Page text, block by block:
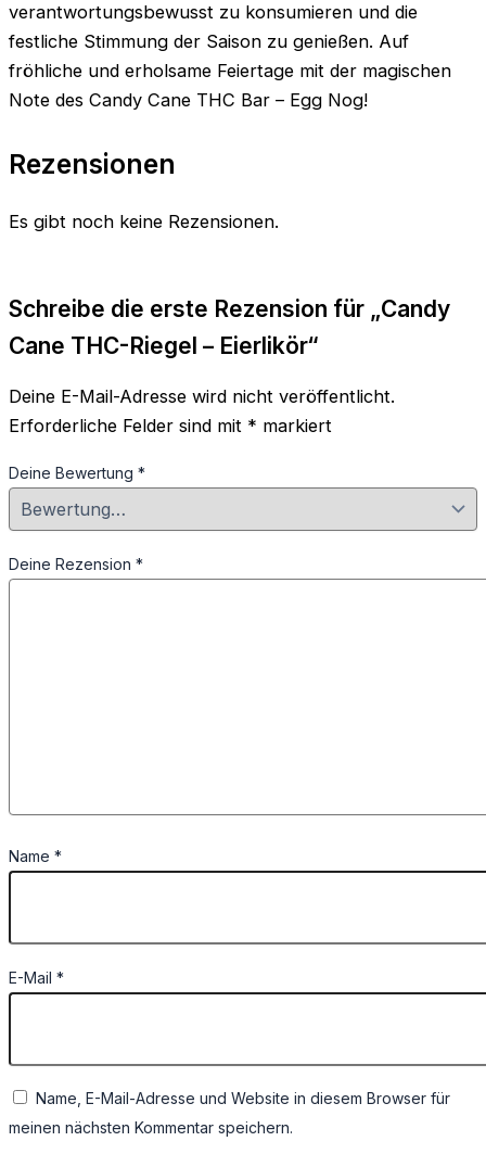
verantwortungsbewusst zu konsumieren und die
festliche Stimmung der Saison zu genießen. Auf
fröhliche und erholsame Feiertage mit der magischen
Note des Candy Cane THC Bar – Egg Nog!
Rezensionen
Es gibt noch keine Rezensionen.
Schreibe die erste Rezension für „Candy
Cane THC-Riegel – Eierlikör“
Deine E-Mail-Adresse wird nicht veröffentlicht.
Erforderliche Felder sind mit * markiert
Deine Bewertung *
Deine Rezension *
Name *
E-Mail *
Name, E-Mail-Adresse und Website in diesem Browser für
meinen nächsten Kommentar speichern.